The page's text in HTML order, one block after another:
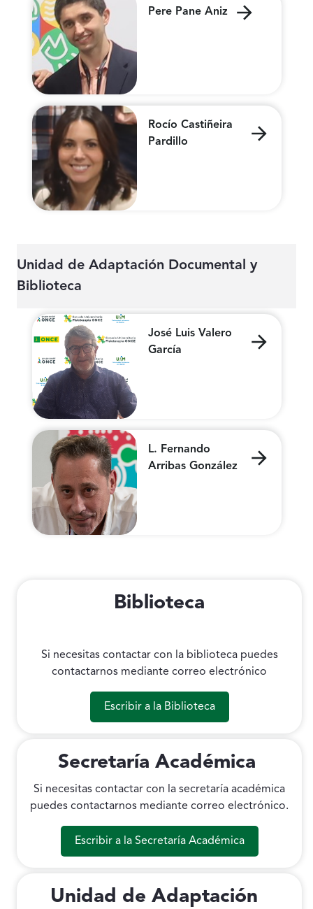
Pere Pane Aniz
Rocío Castiñeira
Pardillo
Unidad de Adaptación Documental y
Biblioteca
José Luis Valero
García
L. Fernando
Arribas González
Biblioteca
Si necesitas contactar con la biblioteca puedes
contactarnos mediante correo electrónico
Escribir a la Biblioteca
Secretaría Académica
Si necesitas contactar con la secretaría académica
puedes contactarnos mediante correo electrónico.
Escribir a la Secretaría Académica
Unidad de Adaptación